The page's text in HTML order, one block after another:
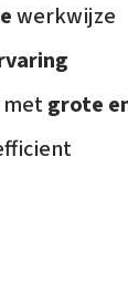
werkwijze
metgrote